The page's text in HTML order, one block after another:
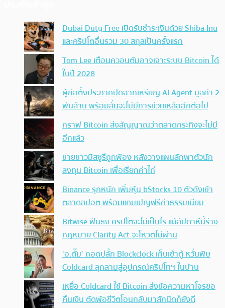
Dubai Duty Free เปิดรับชำระเงินด้วย Shiba Inu
และคริปโตอื่นรวม 30 สกุลเป็นครั้งแรก
Tom Lee เตือนควอนตัมอาจเจาะระบบ Bitcoin ได้
ในปี 2028
ผู้ก่อตั้งประกาศปิดฉากเหรียญ AI Agent มูลค่า 2
พันล้าน พร้อมลั่นจะไม่มีการช่วยเหลืออีกต่อไป
กราฟ Bitcoin ส่งสัญญาณว่าตลาดกระทิงจะไม่มี
อีกแล้ว
ชายชาวมิสซูรีถูกฟ้อง หลังวางแผนลักพาตัวนัก
ลงทุน Bitcoin เพื่อเรียกค่าไถ่
Binance รุกหนัก เพิ่มหุ้น bStocks 10 ตัวดังเข้า
ตลาดสปอต พร้อมแคมเปญฟรีค่าธรรมเนียม
Bitwise ฟันธง คริปโตจะไม่เป็นไร แม้สัปดาห์นี้ร่าง
กฎหมาย Clarity Act จะโหวตไม่ผ่าน
‘อ.ตั๊ม’ ถอดปลั้ก Blockclock เก็บเข้าตู้ หวั่นพิษ
Coldcard ลุกลามสู่อุปกรณ์คริปโทฯ ในบ้าน
เหยื่อ Coldcard ใช้ Bitcoin ส่งข้อความหาโจรขอ
คืนเงิน ตัดพ้อชีวิตโอนกลับมาสักนิดก็ยังดี